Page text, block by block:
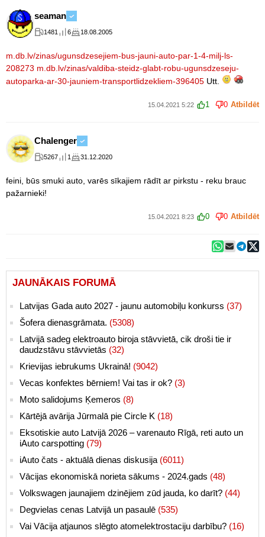
seaman
1481 6 18.08.2005
m.db.lv/zinas/ugunsdzesejiem-bus-jauni-auto-par-1-4-milj-ls-
208273 m.db.lv/zinas/valdiba-steidz-glabt-robu-ugunsdzeseju-
autoparka-ar-30-jauniem-transportlidzekliem-396405 Utt.
15.04.2021 5:22 1 0 Atbildēt
Chalenger
5267 1 31.12.2020
feini, būs smuki auto, varēs sīkajiem rādīt ar pirkstu - reku brauc
pažarnieki!
15.04.2021 8:23 0 0 Atbildēt
JAUNĀKAIS FORUMĀ
Latvijas Gada auto 2027 - jaunu automobiļu konkurss (37)
Šofera dienasgrāmata. (5308)
Latvijā sadeg elektroauto biroja stāvvietā, cik droši tie ir
daudzstāvu stāvvietās (32)
Krievijas iebrukums Ukrainā! (9042)
Vecas konfektes bērniem! Vai tas ir ok? (3)
Moto salidojums Ķemeros (8)
Kārtējā avārija Jūrmalā pie Circle K (18)
Eksotiskie auto Latvijā 2026 – varenauto Rīgā, reti auto un
iAuto carspotting (79)
iAuto čats - aktuālā dienas diskusija (6011)
Vācijas ekonomiskā norieta sākums - 2024.gads (48)
Volkswagen jaunajiem dzinējiem zūd jauda, ko darīt? (44)
Degvielas cenas Latvijā un pasaulē (535)
Vai Vācija atjaunos slēgto atomelektrostaciju darbību? (16)